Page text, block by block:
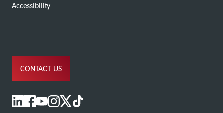
Accessibility
CONTACT US